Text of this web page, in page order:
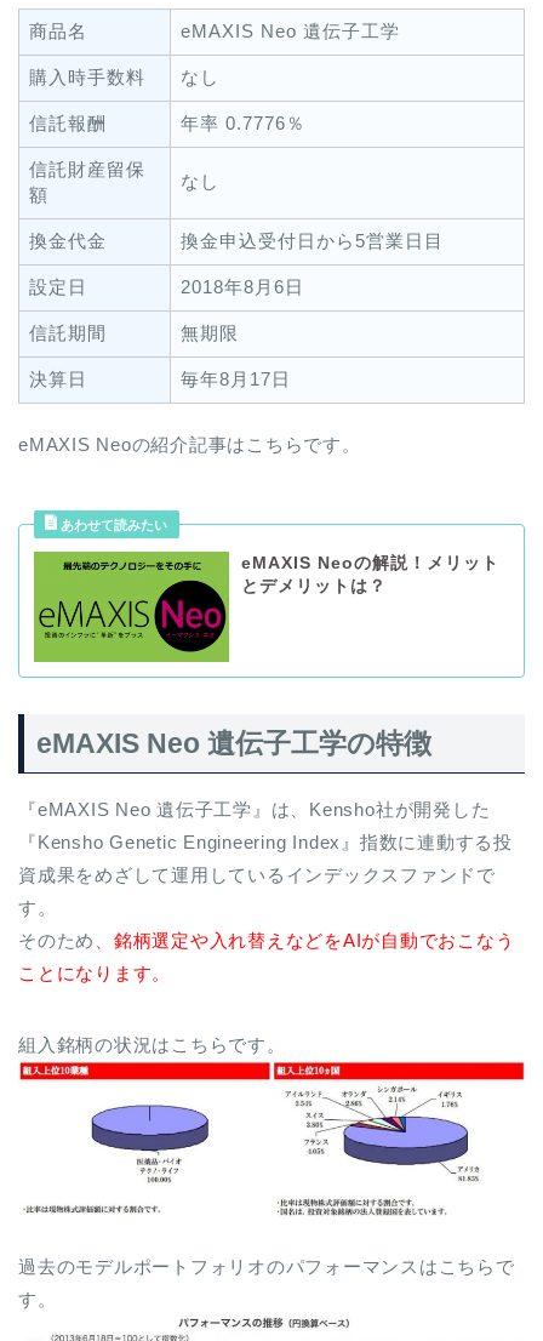
商品名 eMAXIS Neo 遺伝子工学
購入時手数料 なし
信託報酬 年率 0.7776％
信託財産留保
額
なし
換金代金 換金申込受付日から5営業日目
設定日 2018年8月6日
信託期間 無期限
決算日 毎年8月17日
eMAXIS Neoの紹介記事はこちらです。
eMAXIS Neoの解説！メリット
とデメリットは？
eMAXIS Neo 遺伝子工学の特徴
『eMAXIS Neo 遺伝子工学』は、Kensho社が開発した
『Kensho Genetic Engineering Index』指数に連動する投
資成果をめざして運用しているインデックスファンドで
す。
そのため、 銘柄選定や入れ替えなどをAIが自動でおこなう
ことになります。
組入銘柄の状況はこちらです。
過去のモデルポートフォリオのパフォーマンスはこちらで
す。